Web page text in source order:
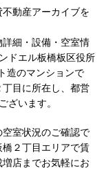
動産アーカイブを
細・設備・空室情
ドエル板橋板区役所
造のマンションで
目に所在し、都営
ざいます。
室状況のご確認で
２丁目エリアで賃
店までお気軽にお